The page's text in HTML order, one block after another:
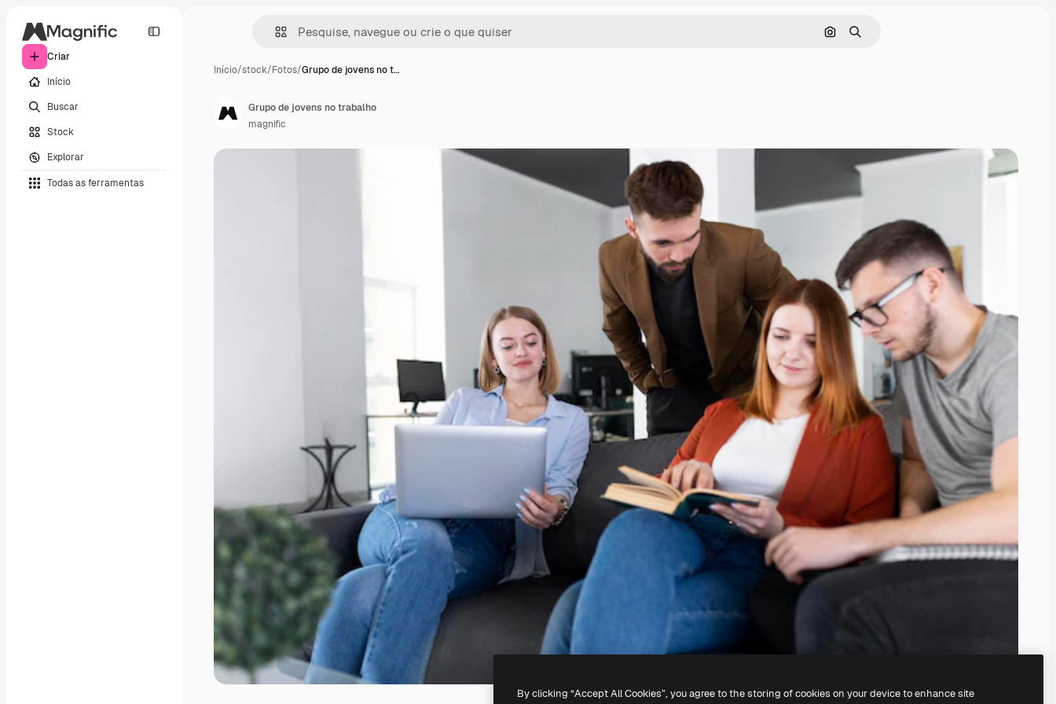
Criar
Início
Buscar
Stock
Explorar
Todas as ferramentas
Pesquisar por imagem
Buscar
Início/stock/Fotos/Grupo de jovens no t…
Grupo de jovens no trabalho
magnific
By clicking “Accept All Cookies”, you agree to the storing of cookies on your device to enhance site